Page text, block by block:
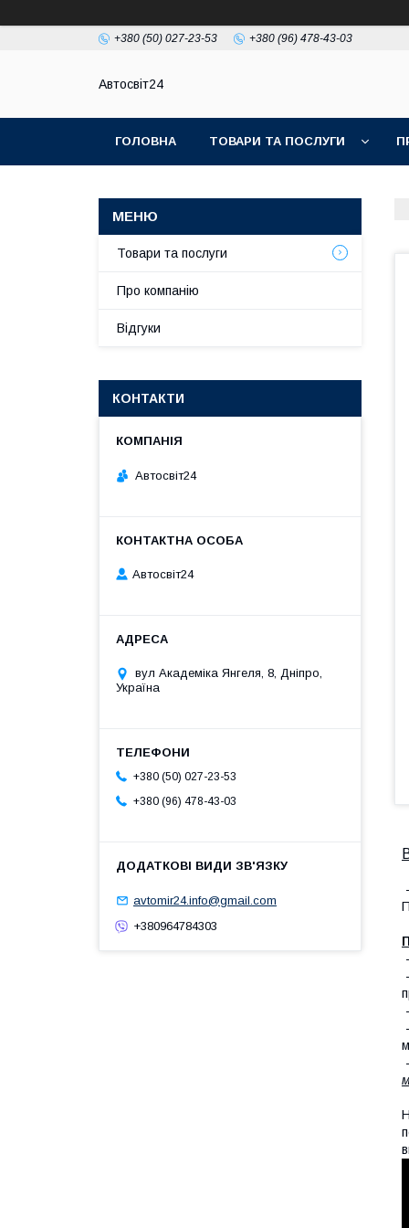
+380 (50) 027-23-53 +380 (96) 478-43-03
Автосвіт24
ГОЛОВНА ТОВАРИ ТА ПОСЛУГИ
Товари та послуги
Про компанію
Відгуки
КОНТАКТИ
Автосвіт24
Автосвіт24
вул Академіка Янгеля, 8, Дніпро,
Україна
+380 (50) 027-23-53
+380 (96) 478-43-03
avtomir24.info@gmail.com
+380964784303